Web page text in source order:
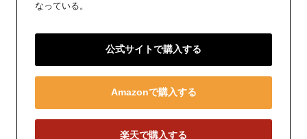
なっている。
公式サイトで購入する
Amazonで購入する
楽天で購入する